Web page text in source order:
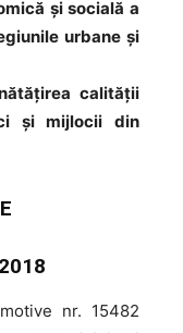
și socială a
urbane și
calităţii
şi mijlocii din
nr. 15482